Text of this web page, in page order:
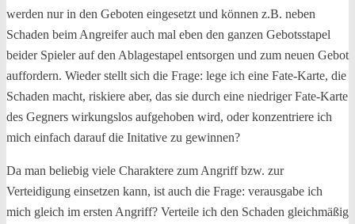
werden nur in den Geboten eingesetzt und können z.B. neben
Schaden beim Angreifer auch mal eben den ganzen Gebotsstapel
beider Spieler auf den Ablagestapel entsorgen und zum neuen Gebot
auffordern. Wieder stellt sich die Frage: lege ich eine Fate-Karte, die
Schaden macht, riskiere aber, das sie durch eine niedriger Fate-Karte
des Gegners wirkungslos aufgehoben wird, oder konzentriere ich
mich einfach darauf die Initative zu gewinnen?
Da man beliebig viele Charaktere zum Angriff bzw. zur
Verteidigung einsetzen kann, ist auch die Frage: verausgabe ich
mich gleich im ersten Angriff? Verteile ich den Schaden gleichmäßig